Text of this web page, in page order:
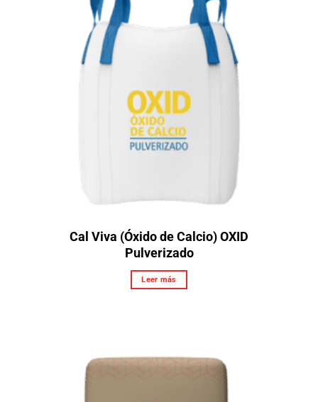
Cal Viva (Óxido de Calcio) OXID
Pulverizado
Leer más